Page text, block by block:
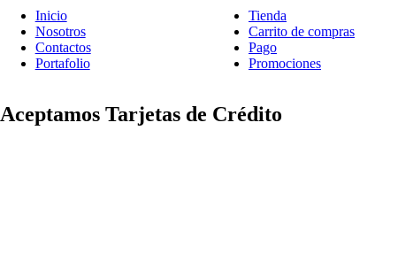
Inicio
Nosotros
Contactos
Portafolio
Tienda
Carrito de compras
Pago
Promociones
Aceptamos Tarjetas de Crédito